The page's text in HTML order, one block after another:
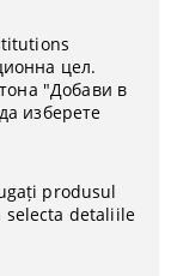
цел.
"Добави в
изберете
produsul
detaliile